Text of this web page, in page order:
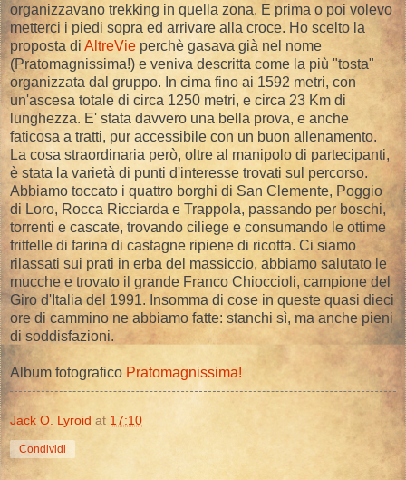
organizzavano trekking in quella zona. E prima o poi volevo
metterci i piedi sopra ed arrivare alla croce. Ho scelto la
proposta di AltreVie perchè gasava già nel nome
(Pratomagnissima!) e veniva descritta come la più "tosta"
organizzata dal gruppo. In cima fino ai 1592 metri, con
un'ascesa totale di circa 1250 metri, e circa 23 Km di
lunghezza. E' stata davvero una bella prova, e anche
faticosa a tratti, pur accessibile con un buon allenamento.
La cosa straordinaria però, oltre al manipolo di partecipanti,
è stata la varietà di punti d'interesse trovati sul percorso.
Abbiamo toccato i quattro borghi di San Clemente, Poggio
di Loro, Rocca Ricciarda e Trappola, passando per boschi,
torrenti e cascate, trovando ciliege e consumando le ottime
frittelle di farina di castagne ripiene di ricotta. Ci siamo
rilassati sui prati in erba del massiccio, abbiamo salutato le
mucche e trovato il grande Franco Chioccioli, campione del
Giro d'Italia del 1991. Insomma di cose in queste quasi dieci
ore di cammino ne abbiamo fatte: stanchi sì, ma anche pieni
di soddisfazioni.
Album fotografico Pratomagnissima!
Jack O. Lyroid at 17:10
Condividi